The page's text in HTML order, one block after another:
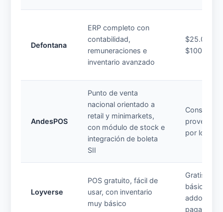
Defontana
ERP completo con
contabilidad,
remuneraciones e
inventario avanzado
$25.000–
AndesPOS
Punto de venta
nacional orientado a
retail y minimarkets,
con módulo de stock e
integración de boleta
SII
Consultar
proveedor
por local)
Loyverse
POS gratuito, fácil de
usar, con inventario
muy básico
Gratis
básico) /
addons
pagados